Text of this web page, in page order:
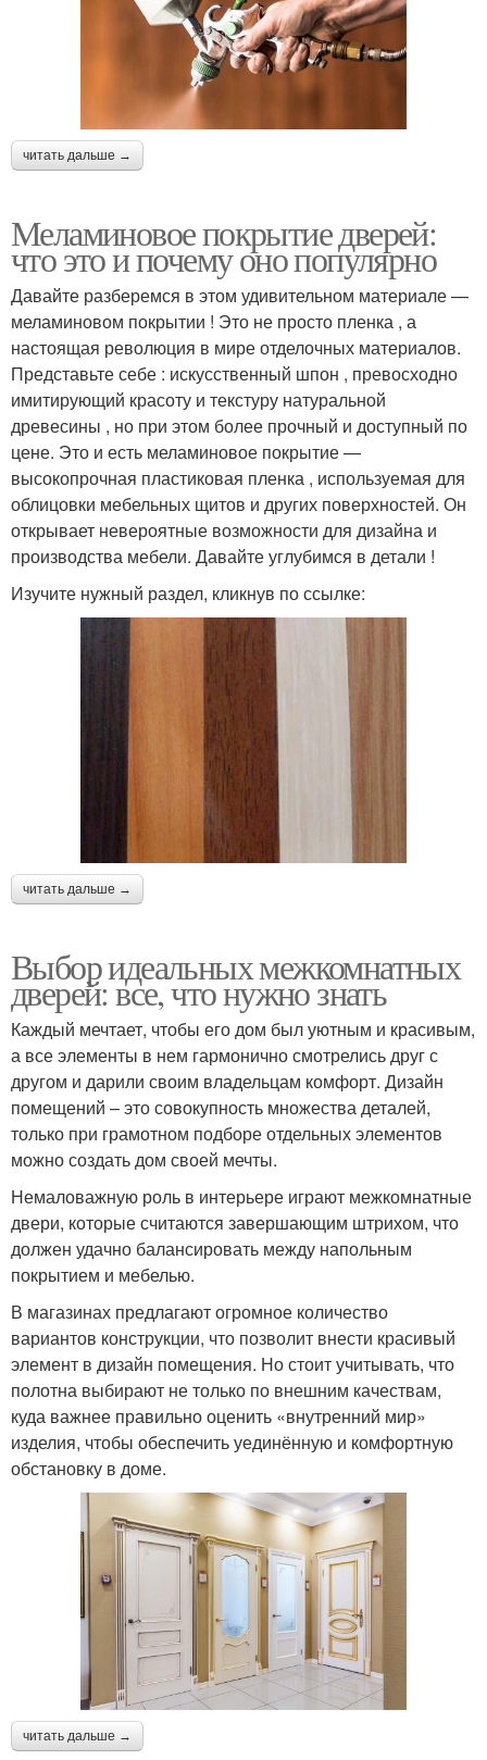
читать дальше →
Меламиновое покрытие дверей:
что это и почему оно популярно
Давайте разберемся в этом удивительном материале —
меламиновом покрытии ! Это не просто пленка , а
настоящая революция в мире отделочных материалов.
Представьте себе : искусственный шпон , превосходно
имитирующий красоту и текстуру натуральной
древесины , но при этом более прочный и доступный по
цене. Это и есть меламиновое покрытие —
высокопрочная пластиковая пленка , используемая для
облицовки мебельных щитов и других поверхностей. Он
открывает невероятные возможности для дизайна и
производства мебели. Давайте углубимся в детали !
Изучите нужный раздел, кликнув по ссылке:
читать дальше →
Выбор идеальных межкомнатных
дверей: все, что нужно знать
Каждый мечтает, чтобы его дом был уютным и красивым,
а все элементы в нем гармонично смотрелись друг с
другом и дарили своим владельцам комфорт. Дизайн
помещений – это совокупность множества деталей,
только при грамотном подборе отдельных элементов
можно создать дом своей мечты.
Немаловажную роль в интерьере играют межкомнатные
двери, которые считаются завершающим штрихом, что
должен удачно балансировать между напольным
покрытием и мебелью.
В магазинах предлагают огромное количество
вариантов конструкции, что позволит внести красивый
элемент в дизайн помещения. Но стоит учитывать, что
полотна выбирают не только по внешним качествам,
куда важнее правильно оценить «внутренний мир»
изделия, чтобы обеспечить уединённую и комфортную
обстановку в доме.
читать дальше →